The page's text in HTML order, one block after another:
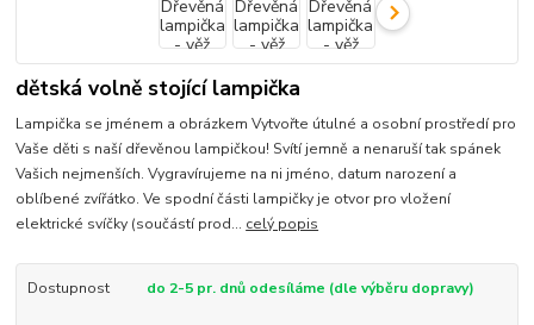
dětská volně stojící lampička
Lampička se jménem a obrázkem Vytvořte útulné a osobní prostředí pro
Vaše děti s naší dřevěnou lampičkou! Svítí jemně a nenaruší tak spánek
Vašich nejmenších. Vygravírujeme na ni jméno, datum narození a
oblíbené zvířátko. Ve spodní části lampičky je otvor pro vložení
elektrické svíčky (součástí prod... celý popis
Dostupnost do 2-5 pr. dnů odesíláme (dle výběru dopravy)